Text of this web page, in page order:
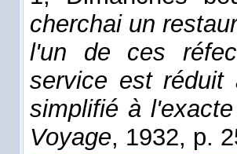
cherchai un
l'un de ces
service est réduit
simplifié à
Voyage, 1932, p.